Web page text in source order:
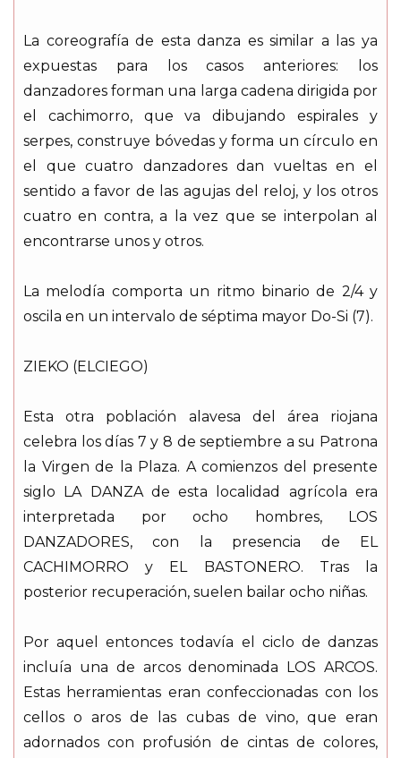
La coreografía de esta danza es similar a las ya
expuestas para los casos anteriores: los
danzadores forman una larga cadena dirigida por
el cachimorro, que va dibujando espirales y
serpes, construye bóvedas y forma un círculo en
el que cuatro danzadores dan vueltas en el
sentido a favor de las agujas del reloj, y los otros
cuatro en contra, a la vez que se interpolan al
encontrarse unos y otros.
La melodía comporta un ritmo binario de 2/4 y
oscila en un intervalo de séptima mayor Do-Si (7).
ZIEKO (ELCIEGO)
Esta otra población alavesa del área riojana
celebra los días 7 y 8 de septiembre a su Patrona
la Virgen de la Plaza. A comienzos del presente
siglo LA DANZA de esta localidad agrícola era
interpretada por ocho hombres, LOS
DANZADORES, con la presencia de EL
CACHIMORRO y EL BASTONERO. Tras la
posterior recuperación, suelen bailar ocho niñas.
Por aquel entonces todavía el ciclo de danzas
incluía una de arcos denominada LOS ARCOS.
Estas herramientas eran confeccionadas con los
cellos o aros de las cubas de vino, que eran
adornados con profusión de cintas de colores,